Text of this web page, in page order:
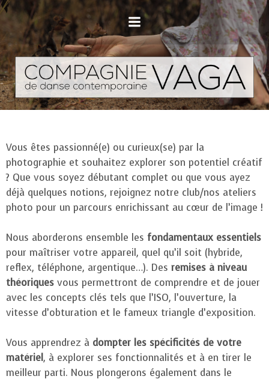
Vous êtes passionné(e) ou curieux(se) par la
photographie et souhaitez explorer son potentiel créatif
? Que vous soyez débutant complet ou que vous ayez
déjà quelques notions, rejoignez notre club/nos ateliers
photo pour un parcours enrichissant au cœur de l’image !
Nous aborderons ensemble les fondamentaux essentiels
pour maîtriser votre appareil, quel qu’il soit (hybride,
reflex, téléphone, argentique…). Des remises à niveau
théoriques vous permettront de comprendre et de jouer
avec les concepts clés tels que l’ISO, l’ouverture, la
vitesse d’obturation et le fameux triangle d’exposition.
Vous apprendrez à dompter les spécificités de votre
matériel, à explorer ses fonctionnalités et à en tirer le
meilleur parti. Nous plongerons également dans le